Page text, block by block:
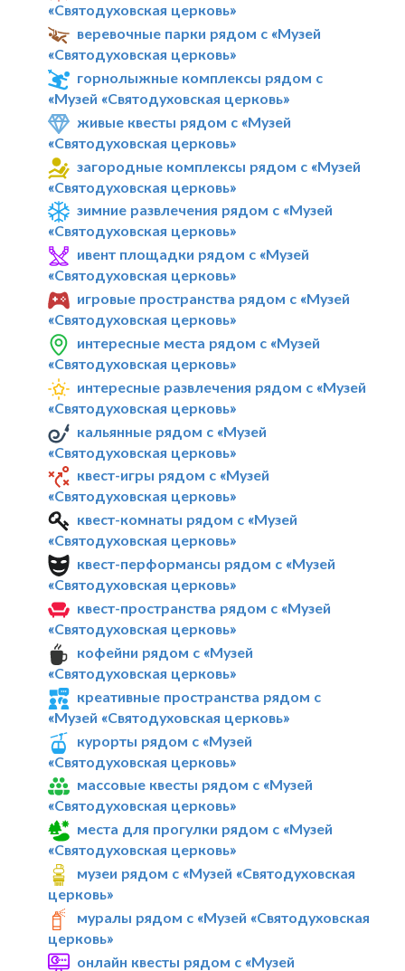
«Святодуховская церковь»
веревочные парки рядом с «Музей
«Святодуховская церковь»
горнолыжные комплексы рядом с
«Музей «Святодуховская церковь»
живые квесты рядом с «Музей
«Святодуховская церковь»
загородные комплексы рядом с «Музей
«Святодуховская церковь»
зимние развлечения рядом с «Музей
«Святодуховская церковь»
ивент площадки рядом с «Музей
«Святодуховская церковь»
игровые пространства рядом с «Музей
«Святодуховская церковь»
интересные места рядом с «Музей
«Святодуховская церковь»
интересные развлечения рядом с «Музей
«Святодуховская церковь»
кальянные рядом с «Музей
«Святодуховская церковь»
квест-игры рядом с «Музей
«Святодуховская церковь»
квест-комнаты рядом с «Музей
«Святодуховская церковь»
квест-перформансы рядом с «Музей
«Святодуховская церковь»
квест-пространства рядом с «Музей
«Святодуховская церковь»
кофейни рядом с «Музей
«Святодуховская церковь»
креативные пространства рядом с
«Музей «Святодуховская церковь»
курорты рядом с «Музей
«Святодуховская церковь»
массовые квесты рядом с «Музей
«Святодуховская церковь»
места для прогулки рядом с «Музей
«Святодуховская церковь»
музеи рядом с «Музей «Святодуховская
церковь»
муралы рядом с «Музей «Святодуховская
церковь»
онлайн квесты рядом с «Музей